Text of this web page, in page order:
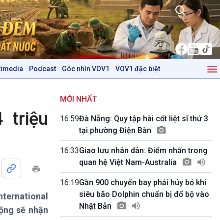
Podcast Góc nhìn VOV1 VOV1 đặc biệt
Trước giờ mở cửa
Dòng chảy Kinh tế
Tuyên chiến với gian lận
thương mại
Mùa vàng
Biển đảo Việt Nam
Tâm tình biên giới và hải
đảo
Tìm hiểu biển, đảo Việt
Nam
Podcast
Góc nhìn VOV1
Bình luận
triệu
sẽ nhận
MỚI NHẤT
16:59Đà Nẵng: Quy tập hài cốt liệt sĩ thứ 3
tại phường Điện Bàn
16:33Giao lưu nhân dân: Điểm nhấn trong
quan hệ Việt Nam-Australia
16:19Gần 900 chuyến bay phải hủy bỏ khi
siêu bão Dolphin chuẩn bị đổ bộ vào
Nhật Bản